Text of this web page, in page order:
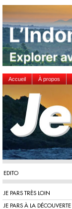
Accueil À propos
EDITO
JE PARS TRÈS LOIN
JE PARS À LA DÉCOUVERTE